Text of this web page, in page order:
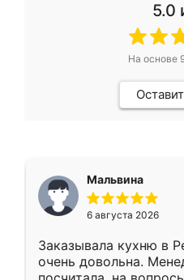
5.0
На основе
Мальвина
6 августа 2026
Заказывала кухню в
очень довольна.